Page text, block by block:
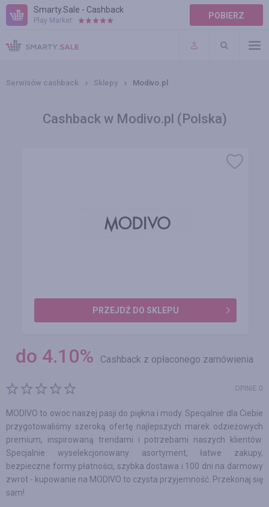
Smarty.Sale - Cashback
Play Market: POBIERZ
POMOC
WARUNKI
Serwisów cashback Sklepy Modivo.pl
Cashback w Modivo.pl (Polska)
PRZEJDŹ DO SKLEPU
do 4.10% Cashback z opłaconego zamówienia
OPINIE 0
MODIVO to owoc naszej pasji do piękna i mody. Specjalnie dla Ciebie
przygotowaliśmy szeroką ofertę najlepszych marek odzieżowych
premium, inspirowaną trendami i potrzebami naszych klientów.
Specjalnie wyselekcjonowany asortyment, łatwe zakupy,
bezpieczne formy płatności, szybka dostawa i 100 dni na darmowy
zwrot - kupowanie na MODIVO to czysta przyjemność. Przekonaj się
sam!